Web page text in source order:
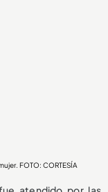
FOTO: CORTESÍA